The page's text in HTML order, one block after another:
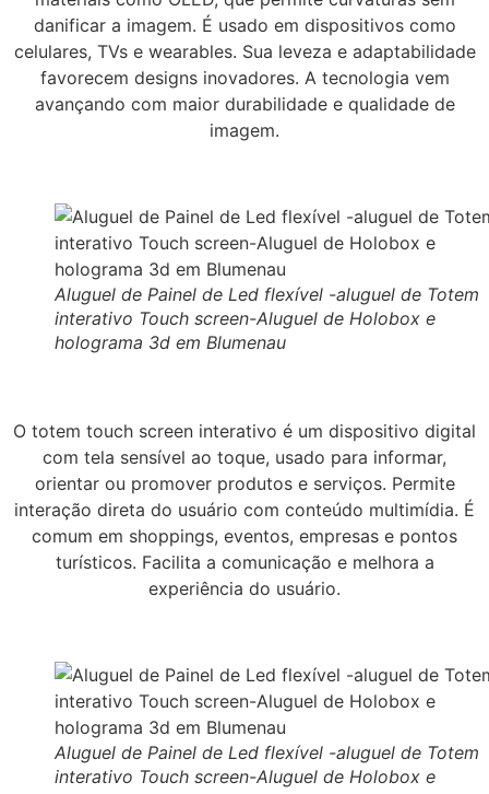
danificar a imagem. É usado em dispositivos como
celulares, TVs e wearables. Sua leveza e adaptabilidade
favorecem designs inovadores. A tecnologia vem
avançando com maior durabilidade e qualidade de
imagem.
Aluguel de Painel de Led flexível -aluguel de Totem
interativo Touch screen-Aluguel de Holobox e
holograma 3d em Blumenau
O totem touch screen interativo é um dispositivo digital
com tela sensível ao toque, usado para informar,
orientar ou promover produtos e serviços. Permite
interação direta do usuário com conteúdo multimídia. É
comum em shoppings, eventos, empresas e pontos
turísticos. Facilita a comunicação e melhora a
experiência do usuário.
Aluguel de Painel de Led flexível -aluguel de Totem
interativo Touch screen-Aluguel de Holobox e